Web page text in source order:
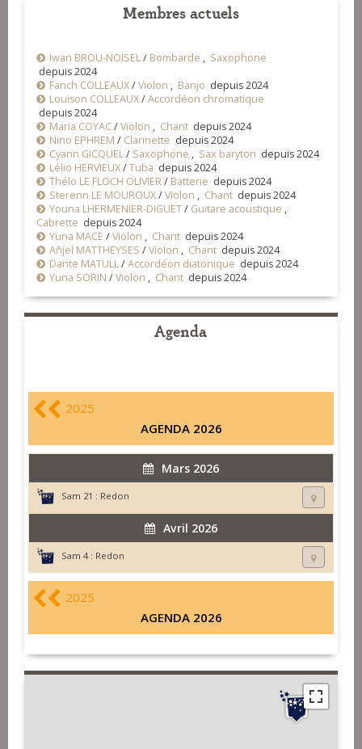
Membres actuels
Iwan BROU-NOISEL/ Bombarde , Saxophone
depuis 2024
Fanch COLLEAUX/Violon , Banjo depuis 2024
Louison COLLEAUX/Accordéon chromatique
depuis 2024
Maria COYAC/Violon , Chant depuis 2024
Nino EPHREM / Clarinette depuis 2024
Cyann GICQUEL/ Saxophone , Sax baryton depuis 2024
Lélio HERVIEUX/Tuba depuis 2024
Thélo LE FLOCH OLIVIER/ Batterie depuis 2024
Sterenn LE MOUROUX/Violon , Chant depuis 2024
Youna LHERMENIER-DIGUET/ Guitare acoustique ,
Cabrette depuis 2024
Yuna MACE /Violon , Chant depuis 2024
Añjel MATTHEYSES /Violon , Chant depuis 2024
Dante MATULL/Accordéon diatonique depuis 2024
Yuna SORIN /Violon , Chant depuis 2024
Agenda
2025
AGENDA 2026
Mars 2026
Sam 21 : Redon
Avril 2026
Sam 4 : Redon
2025
AGENDA 2026